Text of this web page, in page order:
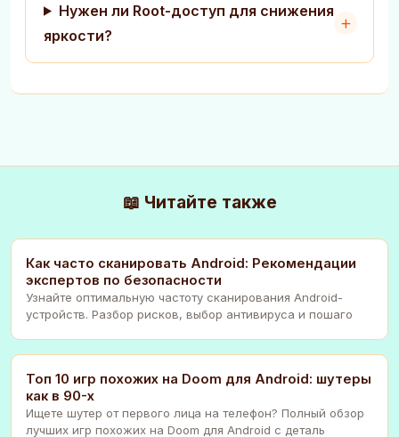
Нужен ли Root-доступ для снижения
яркости?
📖 Читайте также
Как часто сканировать Android: Рекомендации
экспертов по безопасности
Узнайте оптимальную частоту сканирования Android-
устройств. Разбор рисков, выбор антивируса и пошаго
Топ 10 игр похожих на Doom для Android: шутеры
как в 90-х
Ищете шутер от первого лица на телефон? Полный обзор
лучших игр похожих на Doom для Android с деталь